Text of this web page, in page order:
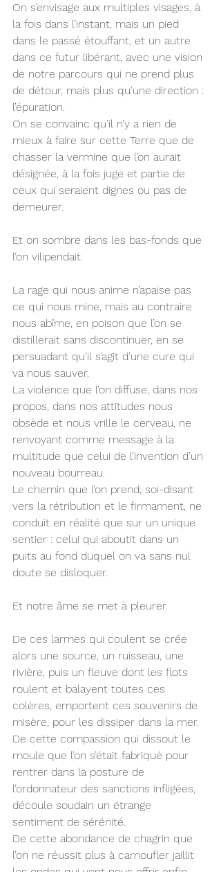
On s’envisage aux multiples visages, à
la fois dans l’instant, mais un pied
dans le passé étouffant, et un autre
dans ce futur libérant, avec une vision
de notre parcours qui ne prend plus
de détour, mais plus qu’une direction :
l’épuration.
On se convainc qu’il n’y a rien de
mieux à faire sur cette Terre que de
chasser la vermine que l’on aurait
désignée, à la fois juge et partie de
ceux qui seraient dignes ou pas de
demeurer.
Et on sombre dans les bas-fonds que
l’on vilipendait.
La rage qui nous anime n’apaise pas
ce qui nous mine, mais au contraire
nous abîme, en poison que l’on se
distillerait sans discontinuer, en se
persuadant qu’il s’agit d’une cure qui
va nous sauver.
La violence que l’on diffuse, dans nos
propos, dans nos attitudes nous
obsède et nous vrille le cerveau, ne
renvoyant comme message à la
multitude que celui de l’invention d’un
nouveau bourreau.
Le chemin que l’on prend, soi-disant
vers la rétribution et le firmament, ne
conduit en réalité que sur un unique
sentier : celui qui aboutit dans un
puits au fond duquel on va sans nul
doute se disloquer.
Et notre âme se met à pleurer.
De ces larmes qui coulent se crée
alors une source, un ruisseau, une
rivière, puis un fleuve dont les flots
roulent et balayent toutes ces
colères, emportent ces souvenirs de
misère, pour les dissiper dans la mer.
De cette compassion qui dissout le
moule que l’on s’était fabriqué pour
rentrer dans la posture de
l’ordonnateur des sanctions infligées,
découle soudain un étrange
sentiment de sérénité.
De cette abondance de chagrin que
l’on ne réussit plus à camoufler jaillit